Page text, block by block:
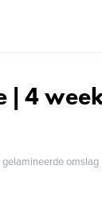
| 4
omslag